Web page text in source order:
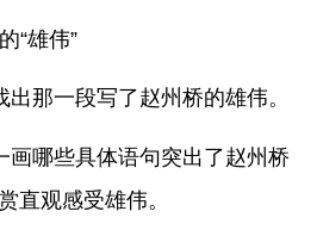
“雄伟”
那一段写了赵州桥的雄伟。
画哪些具体语句突出了赵州桥
直观感受雄伟。